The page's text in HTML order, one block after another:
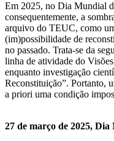
Em 2025, no Dia Mundial
consequentemente, a
arquivo do TEUC, como
(im)possibilidade de
no passado. Trata-se da
linha de atividade do
enquanto investigação
Reconstituição”. Portanto,
a priori uma condição
27 de março de 2025,